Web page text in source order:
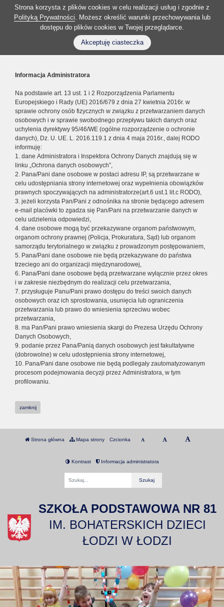
Strona korzysta z plików cookies w celu realizacji usług i zgodnie z
Polityką Prywatności. Możesz określić warunki przechowywania lub
dostępu do plików cookies w Twojej przeglądarce.
Akceptuję ciasteczka
Informacja Administratora
Na podstawie art. 13 ust. 1 i 2 Rozporządzenia Parlamentu
Europejskiego i Rady (UE) 2016/679 z dnia 27 kwietnia 2016r. w
sprawie ochrony osób fizycznych w związku z przetwarzaniem danych
osobowych i w sprawie swobodnego przepływu takich danych oraz
uchylenia dyrektywy 95/46/WE (ogólne rozporządzenie o ochronie
danych), Dz. U. UE. L. 2016.119.1 z dnia 4 maja 2016r., dalej RODO
informuję:
1. dane Administratora i Inspektora Ochrony Danych znajdują się w
linku „Ochrona danych osobowych”,
2. Pana/Pani dane osobowe w postaci adresu IP, są przetwarzane w
celu udostępniania strony internetowej oraz wypełnienia obowiązków
prawnych spoczywających na administratorze(art.6 ust.1 lit.c RODO),
3. jeżeli korzysta Pan/Pani z odnośnika na stronie będącego adresem
e-mail placówki to zgadza się Pan/Pani na przetwarzanie danych w
celu udzielenia odpowiedzi,
4. dane osobowe mogą być przekazywane organom państwowym,
organom ochrony prawnej (Policja, Prokuratura, Sąd) lub organom
samorządu terytorialnego w związku z prowadzonym postępowaniem,
5. Pana/Pani dane osobowe nie będą przekazywane do państwa
trzeciego ani do organizacji międzynarodowej,
6. Pana/Pani dane osobowe będą przetwarzane wyłącznie przez okres
i w zakresie niezbędnym do realizacji celu przetwarzania,
7. przysługuje Panu/Pani prawo dostępu do treści swoich danych
osobowych oraz ich sprostowania, usunięcia lub ograniczenia
przetwarzania lub prawo do wniesienia sprzeciwu wobec
przetwarzania,
8. ma Pan/Pani prawo wniesienia skargi do Prezesa Urzędu Ochrony
Danych Osobowych,
9. podanie przez Pana/Panią danych osobowych jest fakultatywne
(dobrowolne) w celu udostępnienia strony internetowej,
10. Pana/Pani dane osobowe nie będą podlegały zautomatyzowanym
procesom podejmowania decyzji przez Administratora, w tym
profilowaniu.
zamknij
Strona główna Mapa strony Czcionka
Kontrast Informacja administratora
SZKOŁA PODSTAWOWA NR 81
IM. BOHATERSKICH DZIECI
ŁODZI W ŁODZI